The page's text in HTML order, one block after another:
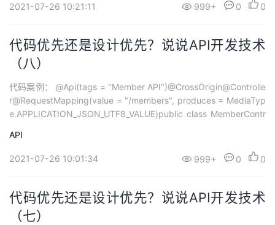
2021-07-26 10:21:11 999+ 0 0
代码优先还是设计优先？说说API开发技术
（八）
代码案例： @Api(tags = "Member API")@CrossOrigin@Controlle
r@RequestMapping(value = "/members", produces = MediaTyp
e.APPLICATION_JSON_UTF8_VALUE)public class MemberContr
API
2021-07-26 10:01:34 999+ 0 0
代码优先还是设计优先？说说API开发技术
（七）